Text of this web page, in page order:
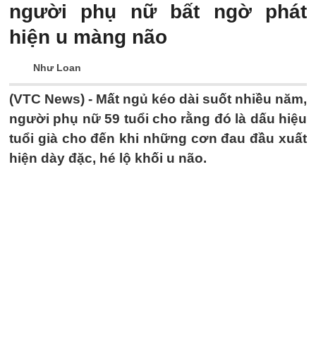
người phụ nữ bất ngờ phát
hiện u màng não
Như Loan
(VTC News) - Mất ngủ kéo dài suốt nhiều năm,
người phụ nữ 59 tuổi cho rằng đó là dấu hiệu
tuổi già cho đến khi những cơn đau đầu xuất
hiện dày đặc, hé lộ khối u não.